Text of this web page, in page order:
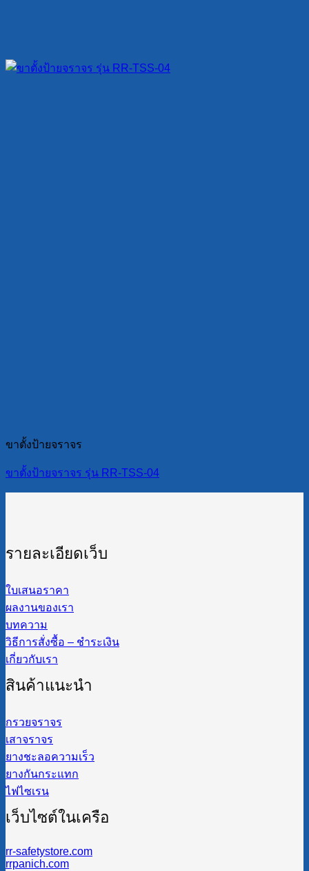
ขาตั้งป้ายจราจร
ขาตั้งป้ายจราจร รุ่น RR-TSS-04
รายละเอียดเว็บ
ใบเสนอราคา
ผลงานของเรา
บทความ
วิธีการสั่งซื้อ – ชำระเงิน
เกี่ยวกับเรา
สินค้าแนะนำ
กรวยจราจร
เสาจราจร
ยางชะลอความเร็ว
ยางกันกระแทก
ไฟไซเรน
เว็บไซต์ในเครือ
rr-safetystore.com
rrpanich.com